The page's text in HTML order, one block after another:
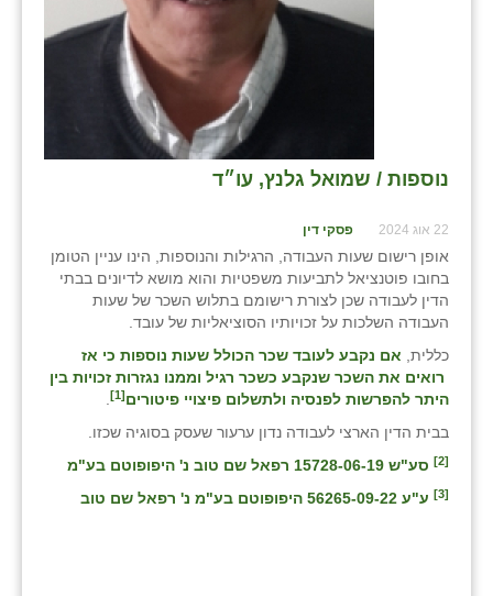
נוספות / שמואל גלנץ, עו״ד
22 אוג 2024 פסקי דין
אופן רישום שעות העבודה, הרגילות והנוספות, הינו עניין הטומן
בחובו פוטנציאל לתביעות משפטיות והוא מושא לדיונים בבתי
הדין לעבודה שכן לצורת רישומם בתלוש השכר של שעות
העבודה השלכות על זכויותיו הסוציאליות של עובד.
כללית, אם נקבע לעובד שכר הכולל שעות נוספות כי אז
רואים את השכר שנקבע כשכר רגיל וממנו נגזרות זכויות בין
היתר להפרשות לפנסיה ולתשלום פיצויי פיטורים[1]
בבית הדין הארצי לעבודה נדון ערעור שעסק בסוגיה שכזו.
[2] סע"ש 15728-06-19 רפאל שם טוב נ' היפופוטם בע"מ
[3] ע"ע 56265-09-22 היפופוטם בע"מ נ' רפאל שם טוב